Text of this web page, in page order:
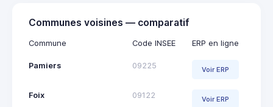
Communes voisines — comparatif
Commune Code INSEE ERP en ligne
Pamiers 09225 Voir ERP
Foix 09122 Voir ERP